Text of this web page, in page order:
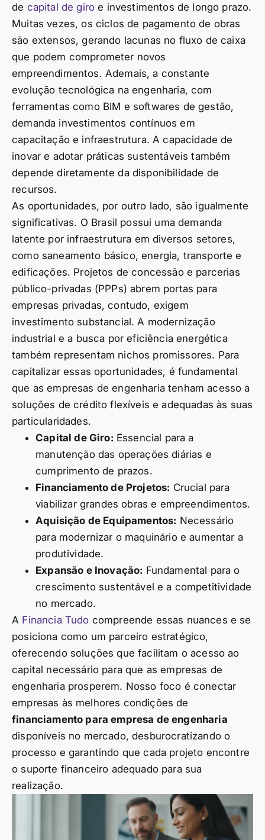
de capital de giro e investimentos de longo prazo.
Muitas vezes, os ciclos de pagamento de obras
são extensos, gerando lacunas no fluxo de caixa
que podem comprometer novos
empreendimentos. Ademais, a constante
evolução tecnológica na engenharia, com
ferramentas como BIM e softwares de gestão,
demanda investimentos contínuos em
capacitação e infraestrutura. A capacidade de
inovar e adotar práticas sustentáveis também
depende diretamente da disponibilidade de
recursos.
As oportunidades, por outro lado, são igualmente
significativas. O Brasil possui uma demanda
latente por infraestrutura em diversos setores,
como saneamento básico, energia, transporte e
edificações. Projetos de concessão e parcerias
público-privadas (PPPs) abrem portas para
empresas privadas, contudo, exigem
investimento substancial. A modernização
industrial e a busca por eficiência energética
também representam nichos promissores. Para
capitalizar essas oportunidades, é fundamental
que as empresas de engenharia tenham acesso a
soluções de crédito flexíveis e adequadas às suas
particularidades.
Capital de Giro: Essencial para a
manutenção das operações diárias e
cumprimento de prazos.
Financiamento de Projetos: Crucial para
viabilizar grandes obras e empreendimentos.
Aquisição de Equipamentos: Necessário
para modernizar o maquinário e aumentar a
produtividade.
Expansão e Inovação: Fundamental para o
crescimento sustentável e a competitividade
no mercado.
A Financia Tudo compreende essas nuances e se
posiciona como um parceiro estratégico,
oferecendo soluções que facilitam o acesso ao
capital necessário para que as empresas de
engenharia prosperem. Nosso foco é conectar
empresas às melhores condições de
financiamento para empresa de engenharia
disponíveis no mercado, desburocratizando o
processo e garantindo que cada projeto encontre
o suporte financeiro adequado para sua
realização.